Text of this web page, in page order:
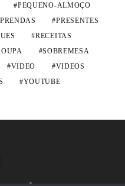
PEQUENO-ALMOÇO
PRENDAS
PRESENTES
RECEITAS
SOBREMESA
VIDEO
VIDEOS
YOUTUBE